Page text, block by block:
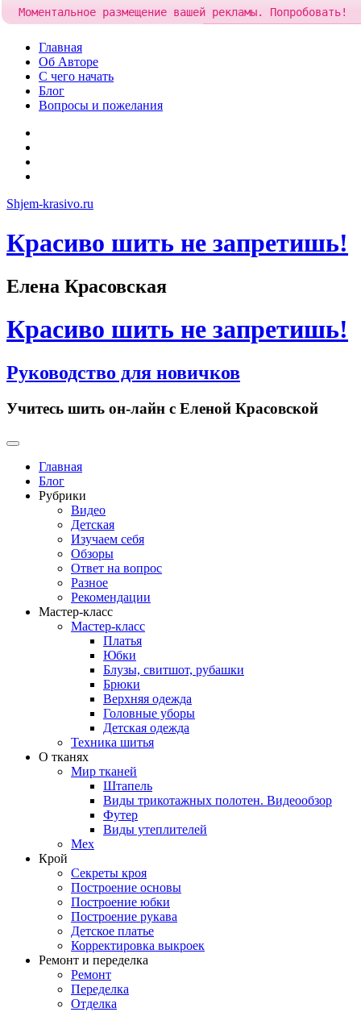
Skip
content
Главная
Об Авторе
С чего начать
Блог
Вопросы и пожелания
Shjem-krasivo.ru
Красиво шить не запретишь!
Елена Красовская
Красиво шить не запретишь!
Руководство для новичков
Учитесь шить он-лайн с Еленой Красовской
Primary
Главная
Блог
Рубрики
Видео
Детская
Изучаем себя
Обзоры
Ответ на вопрос
Разное
Рекомендации
Мастер-класс
Мастер-класс
Платья
Юбки
Блузы, свитшот, рубашки
Брюки
Верхняя одежда
Головные уборы
Детская одежда
Техника шитья
О тканях
Мир тканей
Штапель
Виды трикотажных полотен. Видеообзор
Футер
Виды утеплителей
Мех
Крой
Секреты кроя
Построение основы
Построение юбки
Построение рукава
Детское платье
Корректировка выкроек
Ремонт и переделка
Ремонт
Переделка
Отделка
Моментальное размещение вашей рекламы. Попробовать!